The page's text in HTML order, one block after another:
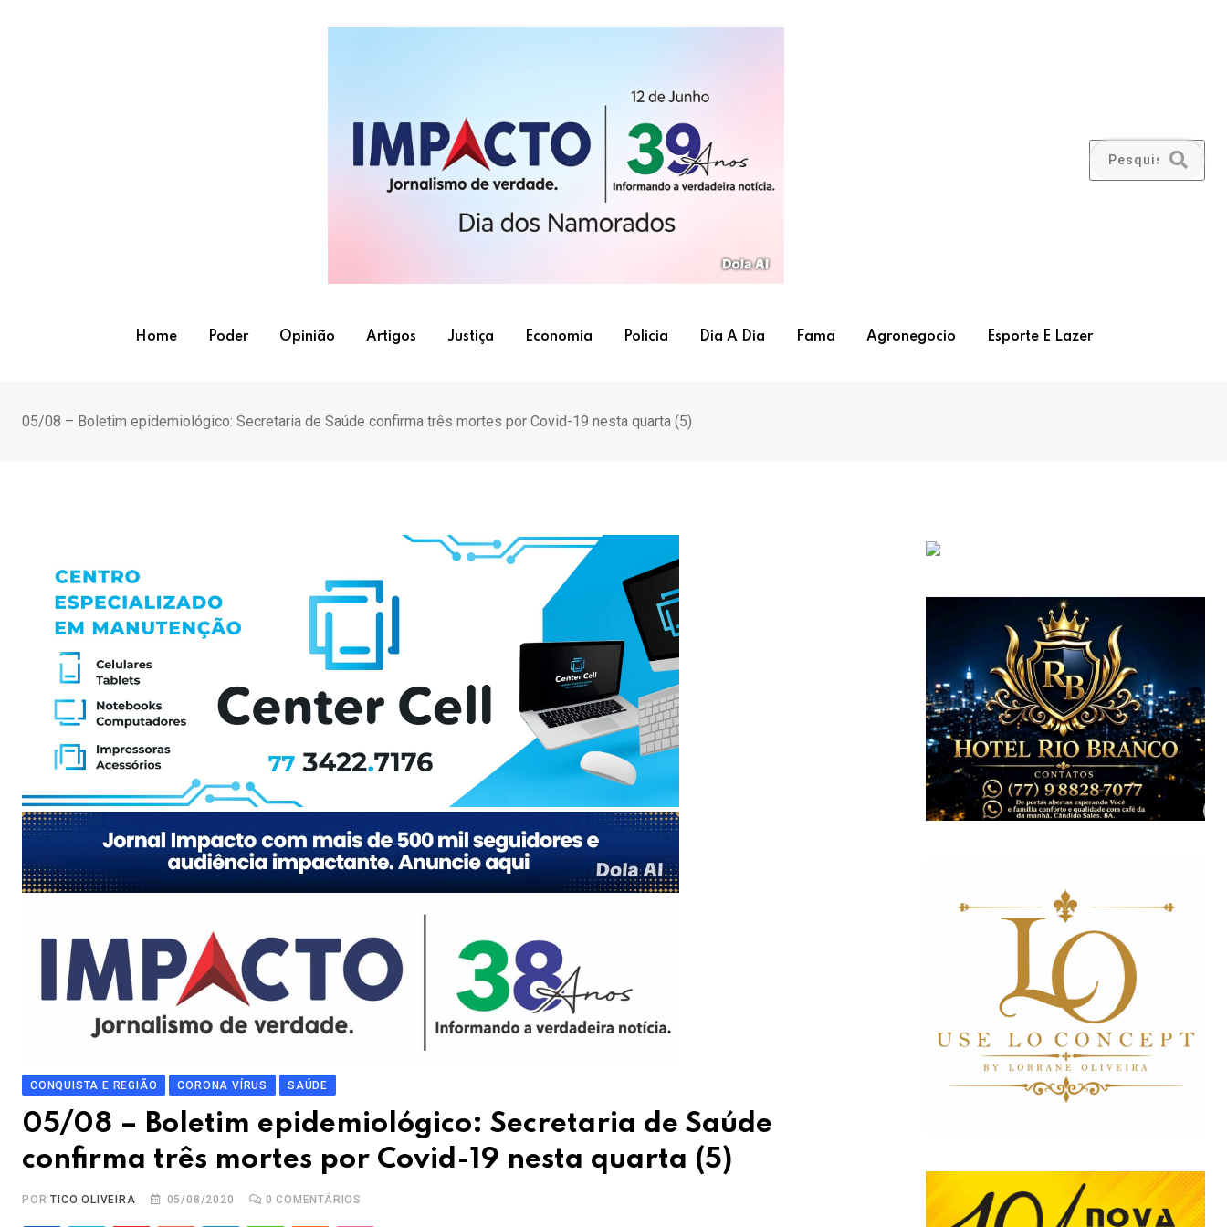
Home Poder Opinião Artigos Justiça Economia Policia Dia A Dia Fama Agronegocio Esporte E Lazer
05/08 – Boletim epidemiológico: Secretaria de Saúde confirma três mortes por Covid-19 nesta quarta (5)
CONQUISTA E REGIÃO CORONA VÍRUS SAÚDE
05/08 – Boletim epidemiológico: Secretaria de Saúde
confirma três mortes por Covid-19 nesta quarta (5)
PORTICO OLIVEIRA 05/08/2020 0 COMENTÁRIOS